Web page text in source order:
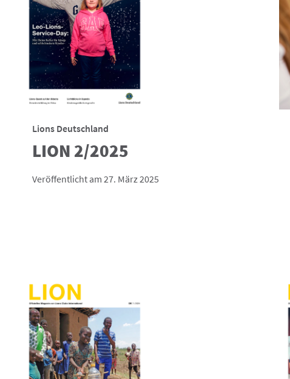
Lions Deutschland
LION 2/2025
Veröffentlicht am 27. März 2025